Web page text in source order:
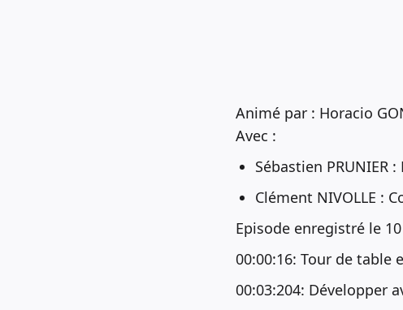
EMBED
Animé par : Horacio
Avec :
Sébastien PRUNIER
Clément NIVOLLE :
Episode enregistré le
00:00:16: Tour de table
00:03:204: Développer